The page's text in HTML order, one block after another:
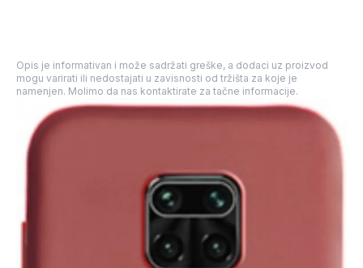
Opis je informativan i može sadržati greške, a dodaci uz proizvod
mogu varirati ili nedostajati u zavisnosti od tržišta za koje je
namenjen. Molimo da nas kontaktirate za tačne informacije.